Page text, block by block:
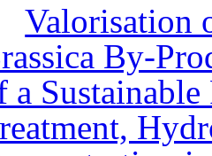
Valorisation
By-
a